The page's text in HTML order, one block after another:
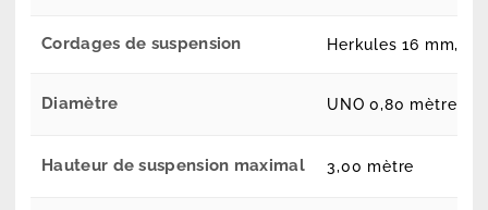
Cordages de suspension Herkules 16 mm, 4
Diamètre UNO 0,80 mètre
Hauteur de suspension maximal 3,00 mètre